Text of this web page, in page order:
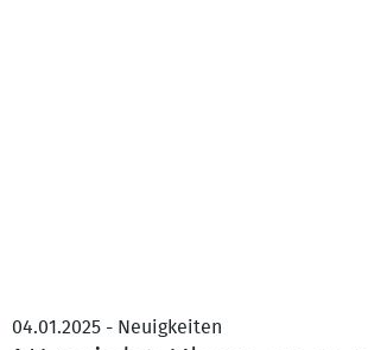
04.01.2025 - Neuigkeiten